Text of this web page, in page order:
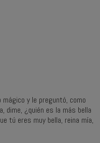
y le preguntó, como
dime, ¿quién es la más bella
tú eres muy bella, reina mía,